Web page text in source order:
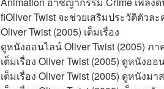
fiOliver Twist จะช่วยเสริมประวัติตัว
Oliver Twist (2005) เต็มเรื่อง
ดูหนังออนไลน์ Oliver Twist (2005) ภา
เต็มเรื่อง Oliver Twist (2005) ดูหนังออ
เต็มเรื่อง Oliver Twist (2005) ดูหนังมา